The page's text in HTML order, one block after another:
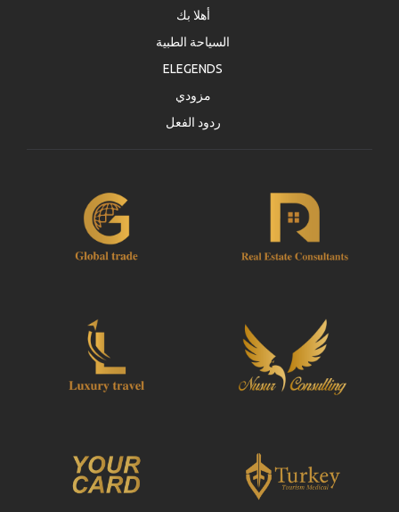
أهلا بك
السياحة الطبية
ELEGENDS
مزودي
ردود الفعل